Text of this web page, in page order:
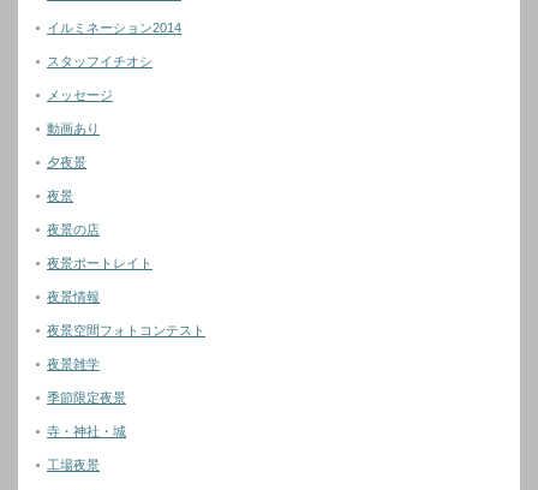
イルミネーション2014
スタッフイチオシ
メッセージ
動画あり
夕夜景
夜景
夜景の店
夜景ポートレイト
夜景情報
夜景空間フォトコンテスト
夜景雑学
季節限定夜景
寺・神社・城
工場夜景